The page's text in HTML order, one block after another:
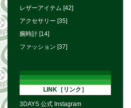
レザーアイテム [42]
アクセサリー [35]
腕時計 [14]
ファッション [37]
LINK［リンク］
3DAYS 公式 Instagram